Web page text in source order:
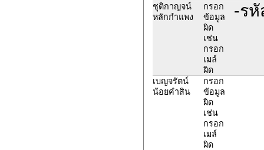
ชุติกาญจน์
หลักกำแพง
กรอก
ข้อมูล
ผิด
เช่น
กรอก
เมล์
ผิด
-รหั
เบญจรัตน์
น้อยคำสิน
กรอก
ข้อมูล
ผิด
เช่น
กรอก
เมล์
ผิด